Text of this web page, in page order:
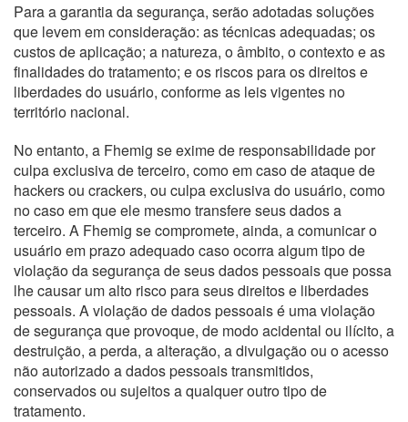
Para a garantia da segurança, serão adotadas soluções
que levem em consideração: as técnicas adequadas; os
custos de aplicação; a natureza, o âmbito, o contexto e as
finalidades do tratamento; e os riscos para os direitos e
liberdades do usuário, conforme as leis vigentes no
território nacional.
No entanto, a Fhemig se exime de responsabilidade por
culpa exclusiva de terceiro, como em caso de ataque de
hackers ou crackers, ou culpa exclusiva do usuário, como
no caso em que ele mesmo transfere seus dados a
terceiro. A Fhemig se compromete, ainda, a comunicar o
usuário em prazo adequado caso ocorra algum tipo de
violação da segurança de seus dados pessoais que possa
lhe causar um alto risco para seus direitos e liberdades
pessoais. A violação de dados pessoais é uma violação
de segurança que provoque, de modo acidental ou ilícito, a
destruição, a perda, a alteração, a divulgação ou o acesso
não autorizado a dados pessoais transmitidos,
conservados ou sujeitos a qualquer outro tipo de
tratamento.